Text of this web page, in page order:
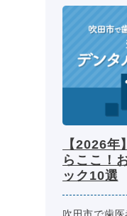
【2026
らここ！
ック10選